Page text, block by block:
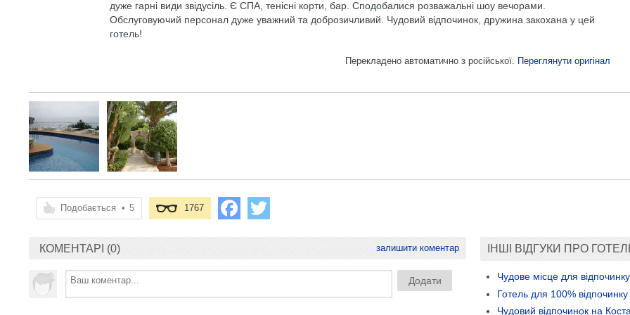
дуже гарні види звідусіль. Є СПА, тенісні корти, бар. Сподобалися розважальні шоу вечорами.
Обслуговуючий персонал дуже уважний та доброзичливий. Чудовий відпочинок, дружина закохана у цей
готель!
Перекладено автоматично з російської. Переглянути оригінал
Подобається • 5 1767
КОМЕНТАРІ (0) залишити коментар ІНШІ ВІДГУКИ ПРО
Чудове місце для відпочинку
Готель для 100% відпочинку
Чудовий відпочинок на